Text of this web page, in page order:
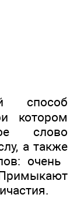
способ
котором
слово
а также
очень